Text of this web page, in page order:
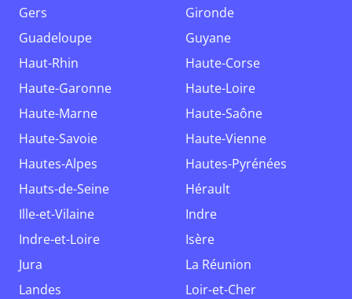
Gers
Gironde
Guadeloupe
Guyane
Haut-Rhin
Haute-Corse
Haute-Garonne
Haute-Loire
Haute-Marne
Haute-Saône
Haute-Savoie
Haute-Vienne
Hautes-Alpes
Hautes-Pyrénées
Hauts-de-Seine
Hérault
Ille-et-Vilaine
Indre
Indre-et-Loire
Isère
Jura
La Réunion
Landes
Loir-et-Cher